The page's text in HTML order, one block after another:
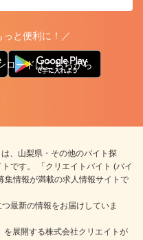
っと便利に！／
ロードはこちらから
、山梨県・その他のバイト探
です。 「クリエイトバイト (バイ
集情報が満載の求人情報サイトで
最新の情報をお届けしていま
展開する株式会社クリエイトが